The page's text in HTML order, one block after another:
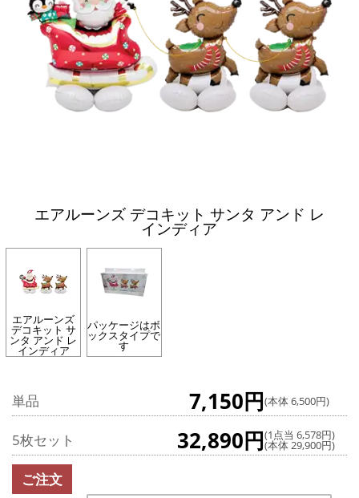
エアルーンズ デコキット サンタ アンド レ
インディア
エアルーンズ
デコキット サ
ンタ アンド レ
インディア
パッケージはボ
ックスタイプで
す
単品 7,150円(本体 6,500円)
5枚セット 32,890円(1点当 6,578円)
(本体 29,900円)
ご注文